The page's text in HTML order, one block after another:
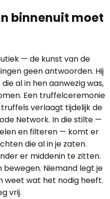
binnenuit moet
— de kunst van de
geen antwoorden. Hij
al in hen aanwezig was,
Een truffelceremonie
verlaagt tijdelijk de
Network. In die stilte —
en filteren — komt er
die al in je zaten.
er middenin te zitten.
bewegen. Niemand legt je
weet wat het nodig heeft.
vrij.